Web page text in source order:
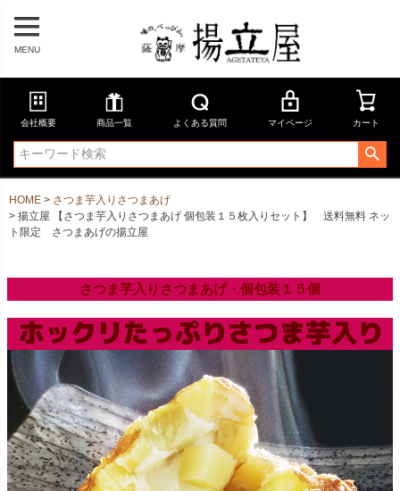
MENU
会社概要 商品一覧 よくある質問 マイページ カート
HOME
さつま芋入りさつまあげ
揚立屋 【さつま芋入りさつまあげ 個包装１５枚入りセット】 送料無料 ネッ
ト限定 さつまあげの揚立屋
さつま芋入りさつまあげ・個包装１５個